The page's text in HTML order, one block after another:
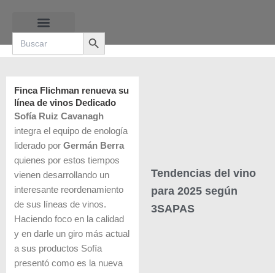
contenido
Search
for:
Search Button
Finca Flichman renueva su
línea de vinos Dedicado
Sofía Ruiz Cavanagh
integra el equipo de enología
liderado por Germán Berra
quienes por estos tiempos
vienen desarrollando un
interesante reordenamiento
de sus líneas de vinos.
Haciendo foco en la calidad
y en darle un giro más actual
a sus productos Sofía
presentó como es la nueva
Tendencias del vino
para 2025 según
3SAPAS